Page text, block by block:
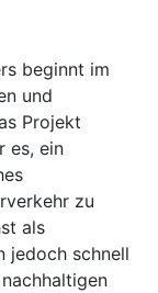
beginnt im
und
Projekt
es, ein
zu
als
jedoch schnell